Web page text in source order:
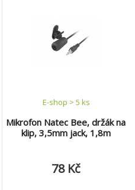
Mikrofon Natec Bee, držák na
klip, 3,5mm jack, 1,8m
E-shop > 5 ks
78 Kč